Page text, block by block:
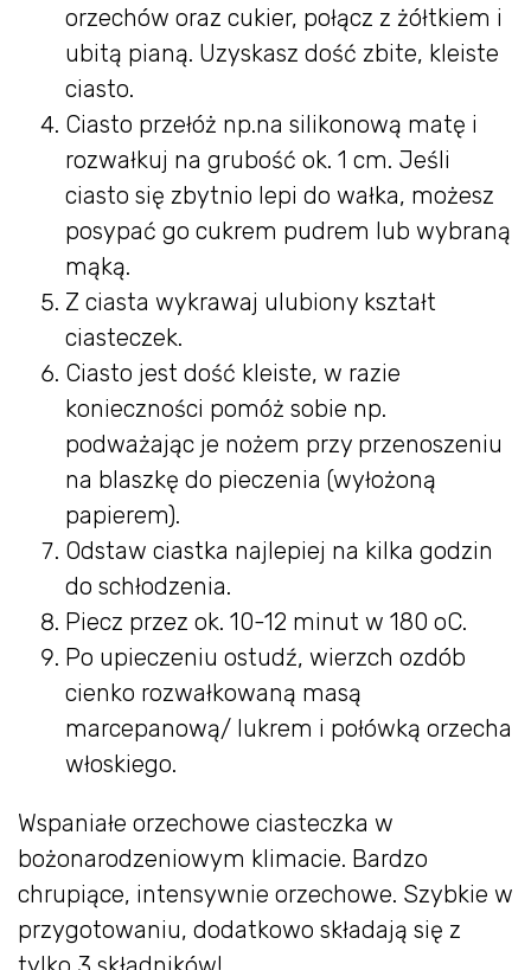
orzechów oraz cukier, połącz z żółtkiem i
ubitą pianą. Uzyskasz dość zbite, kleiste
ciasto.
Ciasto przełóż np.na silikonową matę i
rozwałkuj na grubość ok. 1 cm. Jeśli
ciasto się zbytnio lepi do wałka, możesz
posypać go cukrem pudrem lub wybraną
mąką.
Z ciasta wykrawaj ulubiony kształt
ciasteczek.
Ciasto jest dość kleiste, w razie
konieczności pomóż sobie np.
podważając je nożem przy przenoszeniu
na blaszkę do pieczenia (wyłożoną
papierem).
Odstaw ciastka najlepiej na kilka godzin
do schłodzenia.
Piecz przez ok. 10-12 minut w 180 oC.
Po upieczeniu ostudź, wierzch ozdób
cienko rozwałkowaną masą
marcepanową/ lukrem i połówką orzecha
włoskiego.
Wspaniałe orzechowe ciasteczka w
bożonarodzeniowym klimacie. Bardzo
chrupiące, intensywnie orzechowe. Szybkie w
przygotowaniu, dodatkowo składają się z